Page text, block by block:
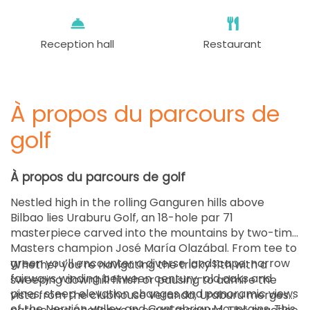
Reception hall Restaurant
À propos du parcours de
golf
À propos du parcours de golf
Nestled high in the rolling Ganguren hills above
Bilbao lies Uraburu Golf, an 18-hole par 71
masterpiece carved into the mountains by two-time
Masters champion José María Olazábal. From tee to
green you’ll encounter a diverse landscape: narrow
fairways winding between century-old oaks and
pines, steep elevation changes and panoramic views
Whether you’re navigating the tricky 11th with a
sweeping downhill finish or pausing to admire the
vista from the clubhouse veranda, Uraburu merges